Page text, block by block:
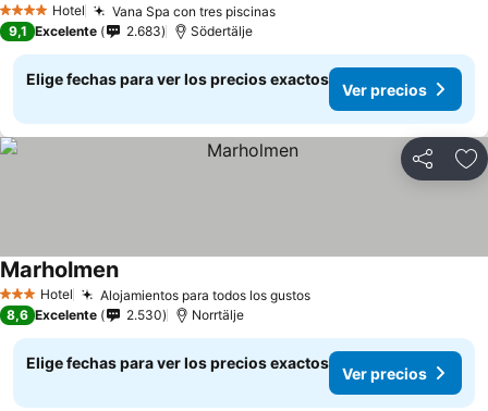
4 EstrellasHotel Vana Spa con tres piscinasVer precios
9,1 Excelente 2.683 Södertälje
Elige fechas para ver los precios exactos
Ver precios
Compartir
3 Estrellas
Hotel Alojamientos para todos los gustosVer precios
MarholmenVer precios
8,6 Excelente 2.530 Norrtälje
Elige fechas para ver los precios exactos
Ver precios